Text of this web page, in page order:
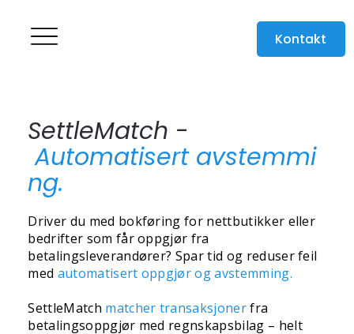
Kontakt
SettleMatch -
Automatisert avstemmi
ng.
Driver du med bokføring for nettbutikker eller
bedrifter som får oppgjør fra
betalingsleverandører? Spar tid og reduser feil
med automatisert oppgjør og avstemming.
SettleMatch matcher transaksjonerfra
betalingsoppgjør med regnskapsbilag – helt